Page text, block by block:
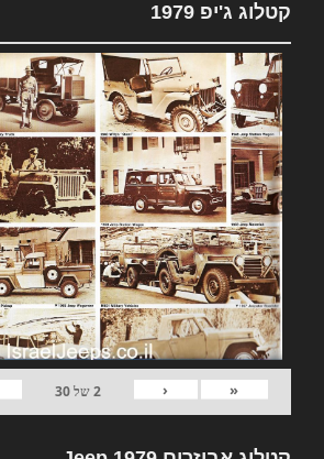
קטלוג ג'יפ 1979
«
‹
2של30